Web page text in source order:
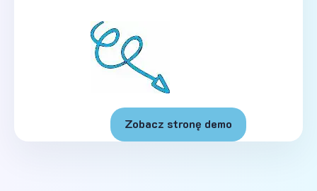
Zobacz stronę demo